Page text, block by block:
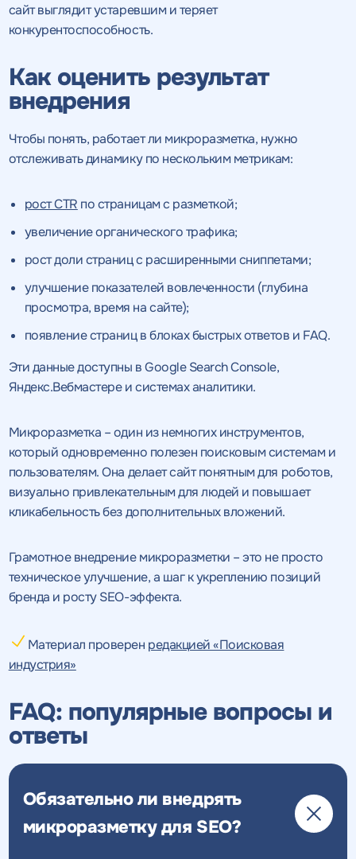
сайт выглядит устаревшим и теряет
конкурентоспособность.
Как оценить результат
внедрения
Чтобы понять, работает ли микроразметка, нужно
отслеживать динамику по нескольким метрикам:
рост CTR по страницам с разметкой;
увеличение органического трафика;
рост доли страниц с расширенными сниппетами;
улучшение показателей вовлеченности (глубина
просмотра, время на сайте);
появление страниц в блоках быстрых ответов и FAQ.
Эти данные доступны в Google Search Console,
Яндекс.Вебмастере и системах аналитики.
Микроразметка – один из немногих инструментов,
который одновременно полезен поисковым системам и
пользователям. Она делает сайт понятным для роботов,
визуально привлекательным для людей и повышает
кликабельность без дополнительных вложений.
Грамотное внедрение микроразметки – это не просто
техническое улучшение, а шаг к укреплению позиций
бренда и росту SEO-эффекта.
Материал проверен редакцией «Поисковая
индустрия»
FAQ: популярные вопросы и
ответы
Обязательно ли внедрять
микроразметку для SEO?